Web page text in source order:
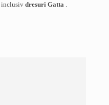
inclusiv dresuri Gatta .